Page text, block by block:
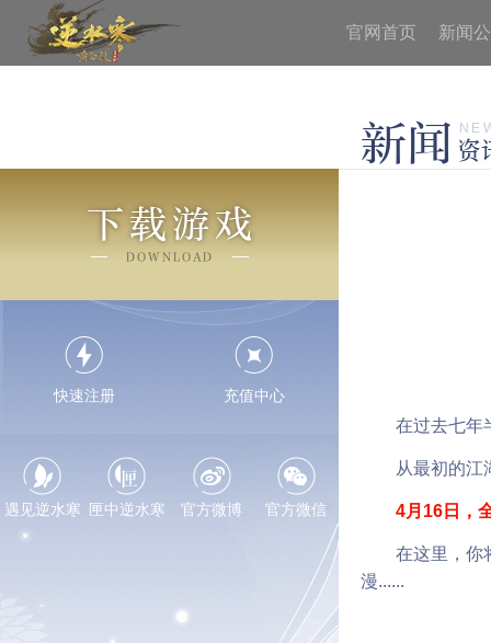
官网首页 新闻
新闻 资
下载游戏
DOWNLOAD
快速注册 充值中心
遇见逆水寒 匣中逆水寒 官方微博 官方微信
在过去七年半
从最初的江湖
4月16日，
在这里，你将
漫......